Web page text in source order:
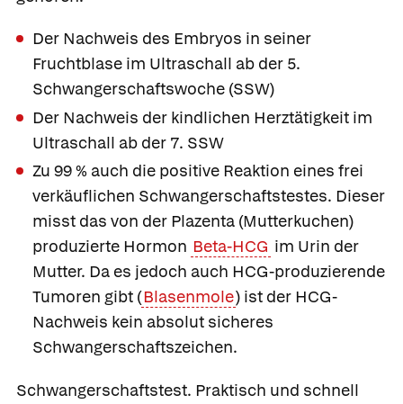
Der Nachweis des Embryos in seiner
Fruchtblase im Ultraschall ab der 5.
Schwangerschaftswoche (SSW)
Der Nachweis der kindlichen Herztätigkeit im
Ultraschall ab der 7. SSW
Zu 99 % auch die positive Reaktion eines frei
verkäuflichen Schwangerschaftstestes. Dieser
misst das von der Plazenta (Mutterkuchen)
produzierte Hormon Beta-HCG im Urin der
Mutter. Da es jedoch auch HCG-produzierende
Tumoren gibt (Blasenmole) ist der HCG-
Nachweis kein absolut sicheres
Schwangerschaftszeichen.
Schwangerschaftstest. Praktisch und schnell